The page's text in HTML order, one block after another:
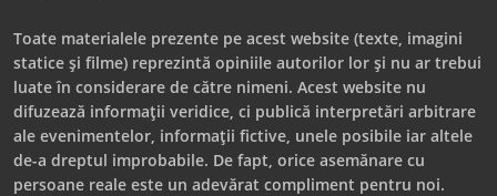
Toate materialele prezente pe acest website (texte, imagini
statice și filme) reprezintă opiniile autorilor lor și nu ar trebui
luate în considerare de către nimeni. Acest website nu
difuzează informații veridice, ci publică interpretări arbitrare
ale evenimentelor, informații fictive, unele posibile iar altele
de-a dreptul improbabile. De fapt, orice asemănare cu
persoane reale este un adevărat compliment pentru noi.